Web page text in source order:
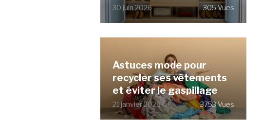
30 juin 2026 305 Vues
Astuces mode pour
recycler ses vêtements
et éviter le gaspillage
21 janvier 2026 3753 Vues